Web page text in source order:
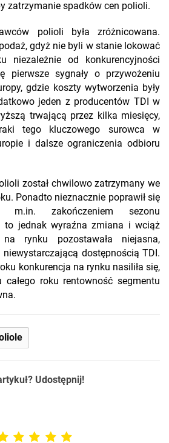
zatrzymanie spadków cen polioli.
polioli była zróżnicowana.
gdyż nie byli w stanie lokować
niezależnie od konkurencyjności
pierwsze sygnały o przywożeniu
gdzie koszty wytworzenia były
jeden z producentów TDI w
trwającą przez kilka miesięcy,
tego kluczowego surowca w
i dalsze ograniczenia odbioru
został chwilowo zatrzymany we
Ponadto nieznacznie poprawił się
m.in. zakończeniem sezonu
to jednak wyraźna zmiana i wciąż
rynku pozostawała niejasna,
dostępnością TDI.
konkurencja na rynku nasiliła się,
roku rentowność segmentu
Udostępnij!